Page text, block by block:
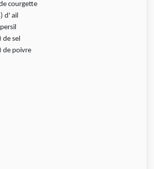
courgette
d' ail
de sel
de poivre